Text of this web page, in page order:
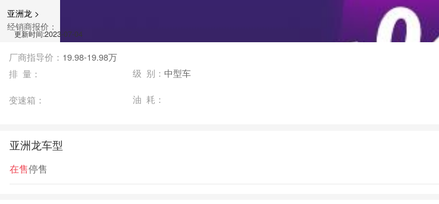
亚洲龙 >
经销商报价：
更新时间:2023-07-04
厂商指导价： 19.98-19.98万
排 量：
级 别： 中型车
变速箱： 油 耗：
亚洲龙车型
在售停售